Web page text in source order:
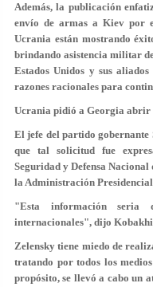
Además, la publicación
envío de armas a Kiev por
Ucrania están mostrando
brindando asistencia militar
Estados Unidos y sus
razones racionales para
Ucrania pidió a Georgia abrir
El jefe del partido
que tal solicitud fue
Seguridad y Defensa Nacional
la Administración
"Esta información seria
internacionales", dijo
Zelensky tiene miedo de
tratando por todos los
propósito, se llevó a cabo un